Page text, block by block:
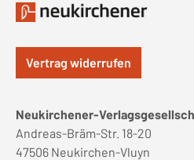
Vertrag widerrufen
Neukirchener-
Andreas-Bräm-Str. 18-20
47506 Neukirchen-Vluyn